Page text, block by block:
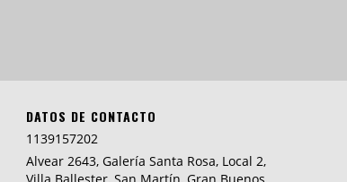
DATOS DE CONTACTO
1139157202
Alvear 2643, Galería Santa Rosa, Local 2,